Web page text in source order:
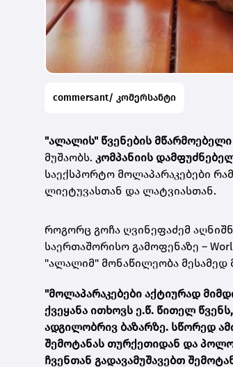
commersant/ კომერსანტი
"ალალის" წვენების
მუშაობს. კომპანიის
საექსპორტო მოლაპარაკებები
ლიეტუვასთან და ლატვიასთან.
როგორც გოჩა ღვინეფაძემ
საერთაშორისო გამოფენაზე –
"ალალიმ" მონაწილეობა მესამედ
"მოლაპარაკებები აქტიურად
ქვეყანა ითხოვს ე.წ. წითელ
ადგილობრივ ბაზარზე. სწორედ
შემოტანას თურქეთიდან და
ჩვენთან გადავამუშავებთ